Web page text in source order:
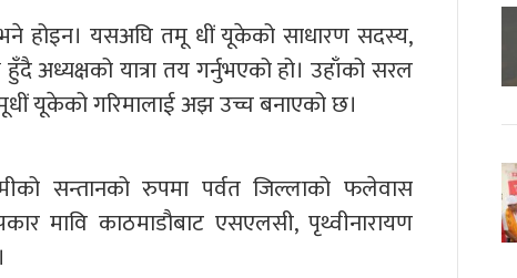
होइन। यसअघि तमू धीं यूकेको साधारण सदस्य,
अध्यक्षको यात्रा तय गर्नुभएको हो। उहाँको सरल
यूकेको गरिमालाई अझ उच्च बनाएको छ।
सन्तानको रुपमा पर्वत जिल्लाको फलेवास
मावि काठमाडौबाट एसएलसी, पृथ्वीनारायण